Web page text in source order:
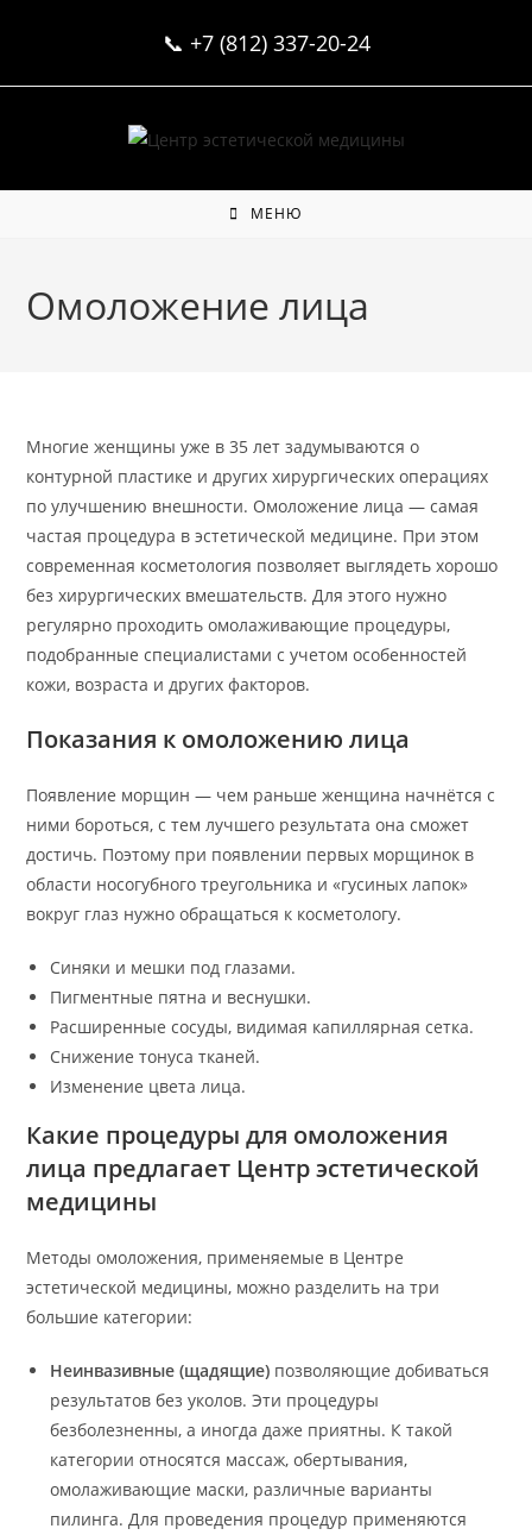
📞 +7 (812) 337-20-24
МЕНЮ
Омоложение лица
Многие женщины уже в 35 лет задумываются о
контурной пластике и других хирургических операциях
по улучшению внешности. Омоложение лица — самая
частая процедура в эстетической медицине. При этом
современная косметология позволяет выглядеть хорошо
без хирургических вмешательств. Для этого нужно
регулярно проходить омолаживающие процедуры,
подобранные специалистами с учетом особенностей
кожи, возраста и других факторов.
Показания к омоложению лица
Появление морщин — чем раньше женщина начнётся с
ними бороться, с тем лучшего результата она сможет
достичь. Поэтому при появлении первых морщинок в
области носогубного треугольника и «гусиных лапок»
вокруг глаз нужно обращаться к косметологу.
Синяки и мешки под глазами.
Пигментные пятна и веснушки.
Расширенные сосуды, видимая капиллярная сетка.
Снижение тонуса тканей.
Изменение цвета лица.
Какие процедуры для омоложения
лица предлагает Центр эстетической
медицины
Методы омоложения, применяемые в Центре
эстетической медицины, можно разделить на три
большие категории:
Неинвазивные (щадящие) позволяющие добиваться
результатов без уколов. Эти процедуры
безболезненны, а иногда даже приятны. К такой
категории относятся массаж, обертывания,
омолаживающие маски, различные варианты
пилинга. Для проведения процедур применяются